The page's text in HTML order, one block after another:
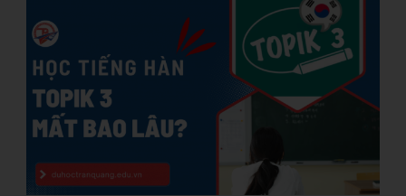
định cư tại Hàn Quốc. Tuy nhiên, trước khi đăng ký tham gia
kỳ thi, một trong những câu hỏi được nhiều người quan tâm
là: "Thi TOPIK bao nhiêu tiền?". Trong bài viết này, Du học
Quốc tế Trần Quang sẽ giới thiệu chi tiết về lệ phí thi TOPIK,
các phương thức thanh toán và một số thông tin quan trọng
liên quan đến kỳ thi này.